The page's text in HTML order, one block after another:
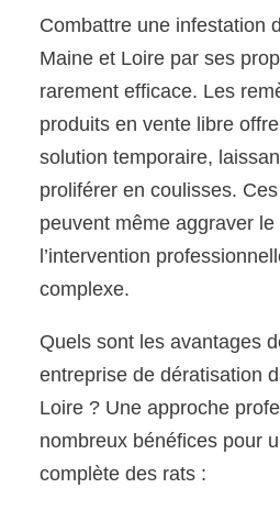
Combattre une infestation
Maine et Loire par ses
rarement efficace. Les
produits en vente libre
solution temporaire,
proliférer en coulisses.
peuvent même aggraver
l’intervention
complexe.
Quels sont les avantages
entreprise de dératisation
Loire ? Une approche
nombreux bénéfices pour
complète des rats :